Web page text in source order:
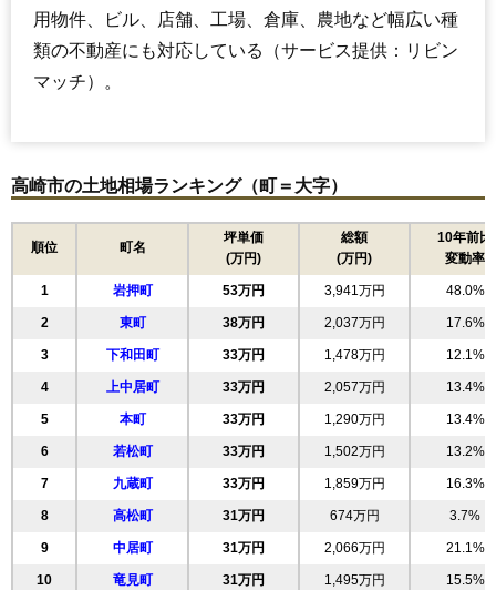
用物件、ビル、店舗、工場、倉庫、農地など幅広い種
類の不動産にも対応している（サービス提供：リビン
マッチ）。
高崎市の土地相場ランキング（町＝大字）
順位 町名
坪単価
(万円)
総額
(万円)
10年前比
変動率
1 岩押町 53万円 3,941万円 48.0%
2 東町 38万円 2,037万円 17.6%
3 下和田町 33万円 1,478万円 12.1%
4 上中居町 33万円 2,057万円 13.4%
5 本町 33万円 1,290万円 13.4%
6 若松町 33万円 1,502万円 13.2%
7 九蔵町 33万円 1,859万円 16.3%
8 高松町 31万円 674万円 3.7%
9 中居町 31万円 2,066万円 21.1%
10 竜見町 31万円 1,495万円 15.5%